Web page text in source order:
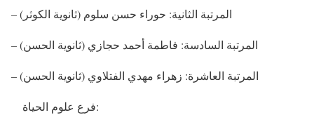
– المرتبة الثانية: حوراء حسن سلوم (ثانوية الكوثر)
– المرتبة السادسة: فاطمة أحمد حجازي (ثانوية الحسن)
– المرتبة العاشرة: زهراء مهدي الفتلاوي (ثانوية الحسن)
فرع علوم الحياة: